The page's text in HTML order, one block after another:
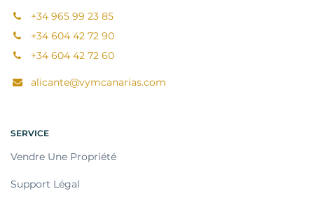
+34 965 99 23 85
+34 604 42 72 90
+34 604 42 72 60
alicante@vymcanarias.com
SERVICE
Vendre Une Propriété
Support Légal